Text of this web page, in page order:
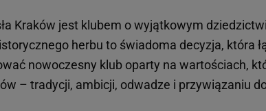
Kraków jest klubem o wyjątkowym
herbu to świadoma decyzja, która
nowoczesny klub oparty na wartościach,
– tradycji, ambicji, odwadze i przywiązaniu